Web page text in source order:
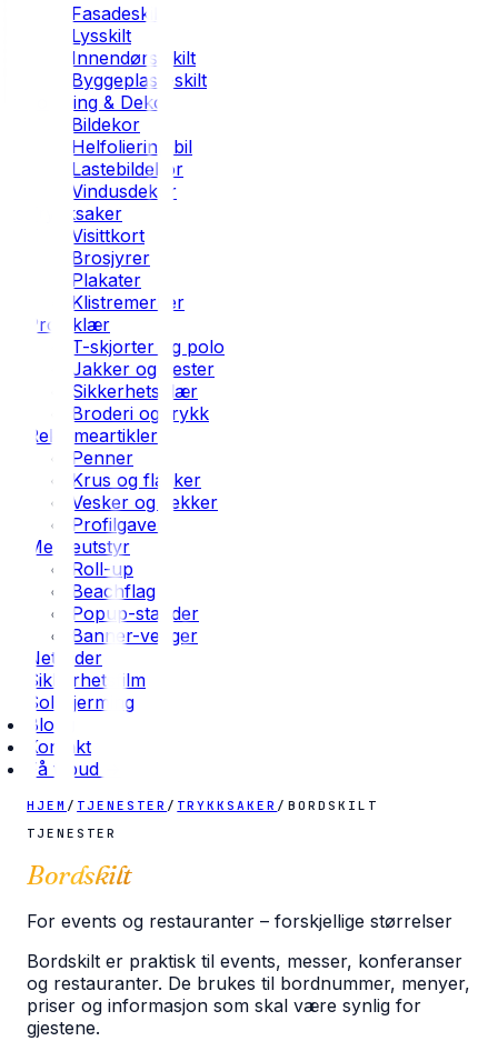
Fasadeskilt
Lysskilt
Innendørs skilt
Byggeplass-skilt
Foliering & Dekor
Bildekor
Helfoliering bil
Lastebildekor
Vindusdekor
Trykksaker
Visittkort
Brosjyrer
Plakater
Klistremerker
Profilklær
T-skjorter og polo
Jakker og vester
Sikkerhetsklær
Broderi og trykk
Reklameartikler
Penner
Krus og flasker
Vesker og sekker
Profilgaver
Messeutstyr
Roll-up
Beachflag
Popup-stander
Banner-vegger
Nettsider
Sikkerhetsfilm
Solskjerming
Blogg
Kontakt
Få tilbud →
HJEM / TJENESTER / TRYKKSAKER / BORDSKILT
TJENESTER
Bordskilt
For events og restauranter – forskjellige størrelser
Bordskilt er praktisk til events, messer, konferanser
og restauranter. De brukes til bordnummer, menyer,
priser og informasjon som skal være synlig for
gjestene.